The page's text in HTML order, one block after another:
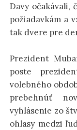
Davy očakávali,
požiadavkám a
tak dvere pre
Prezident
poste
volebného
prebehnúť
vyhlásenie zo
ohlasy medzi